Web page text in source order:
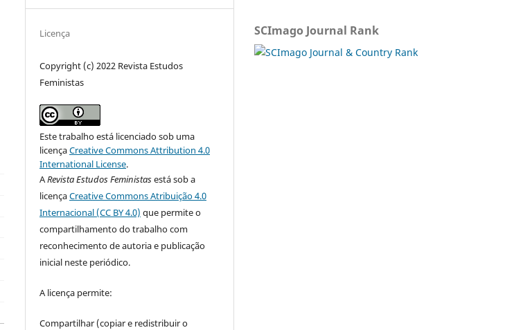
Licença
Copyright (c) 2022 Revista Estudos
Feministas
Este trabalho está licenciado sob uma
licençaCreative Commons Attribution 4.0
International License.
ARevista Estudos Feministasestá sob a
licençaCreative Commons Atribuição 4.0
Internacional (CC BY 4.0) que permite o
compartilhamento do trabalho com
reconhecimento de autoria e publicação
inicial neste periódico.
A licença permite:
Compartilhar (copiar e redistribuir o
SCImago Journal Rank